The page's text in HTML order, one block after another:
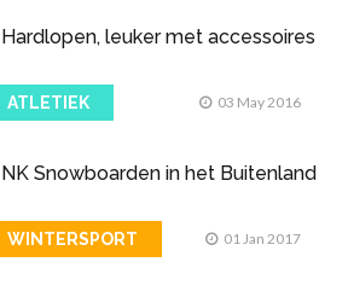
Hardlopen, leuker met accessoires
ATLETIEK 03 May 2016
NK Snowboarden in het Buitenland
WINTERSPORT 01 Jan 2017